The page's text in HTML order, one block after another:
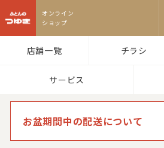
店舗一覧 チラシ
サービス
お盆期間中の配送について